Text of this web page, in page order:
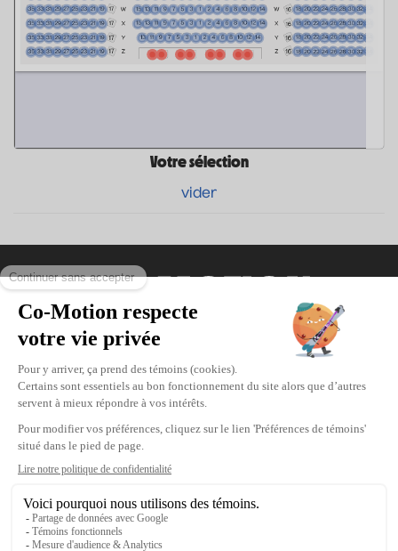
Votre sélection
vider
Coordonnées
475, boul. de l’Avenir, Laval, Québec, H7N
5H9
Téléphone : 1-450-667-2040
Courriel :info@co-motion.ca
À propos de Co-Motion
Nous joindre